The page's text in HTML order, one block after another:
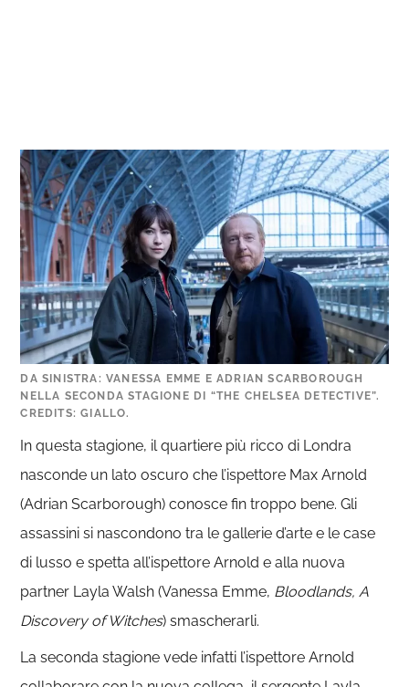
DA SINISTRA: VANESSA EMME E ADRIAN SCARBOROUGH
NELLA SECONDA STAGIONE DI “THE CHELSEA DETECTIVE”.
CREDITS: GIALLO.
In questa stagione, il quartiere più ricco di Londra
nasconde un lato oscuro che l’ispettore Max Arnold
(Adrian Scarborough) conosce fin troppo bene. Gli
assassini si nascondono tra le gallerie d’arte e le case
di lusso e spetta all’ispettore Arnold e alla nuova
partner Layla Walsh (Vanessa Emme, Bloodlands, A
Discovery of Witches) smascherarli.
La seconda stagione vede infatti l’ispettore Arnold